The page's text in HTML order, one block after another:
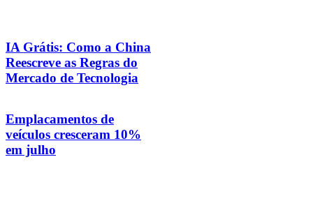
IA Grátis: Como a China
Reescreve as Regras do
Mercado de Tecnologia
Emplacamentos de
veículos cresceram 10%
em julho